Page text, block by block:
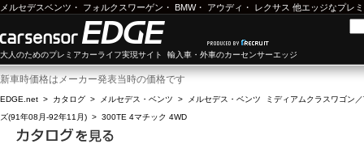
メルセデスベンツ ・ フォルクスワーゲン ・ BMW・ アウディ ・ レクサス 他エッジなプレ
大人のためのプレミアカーライフ実現サイト 輸入車・外車のカーセンサーエッジ
新車時価格はメーカー発表当時の価格です
EDGE.net > カタログ > メルセデス・ベンツ >
メルセデス・ベンツ ミディアムクラスワゴン
ズ(91年08月-92年11月) > 300TE 4マチック 4WD